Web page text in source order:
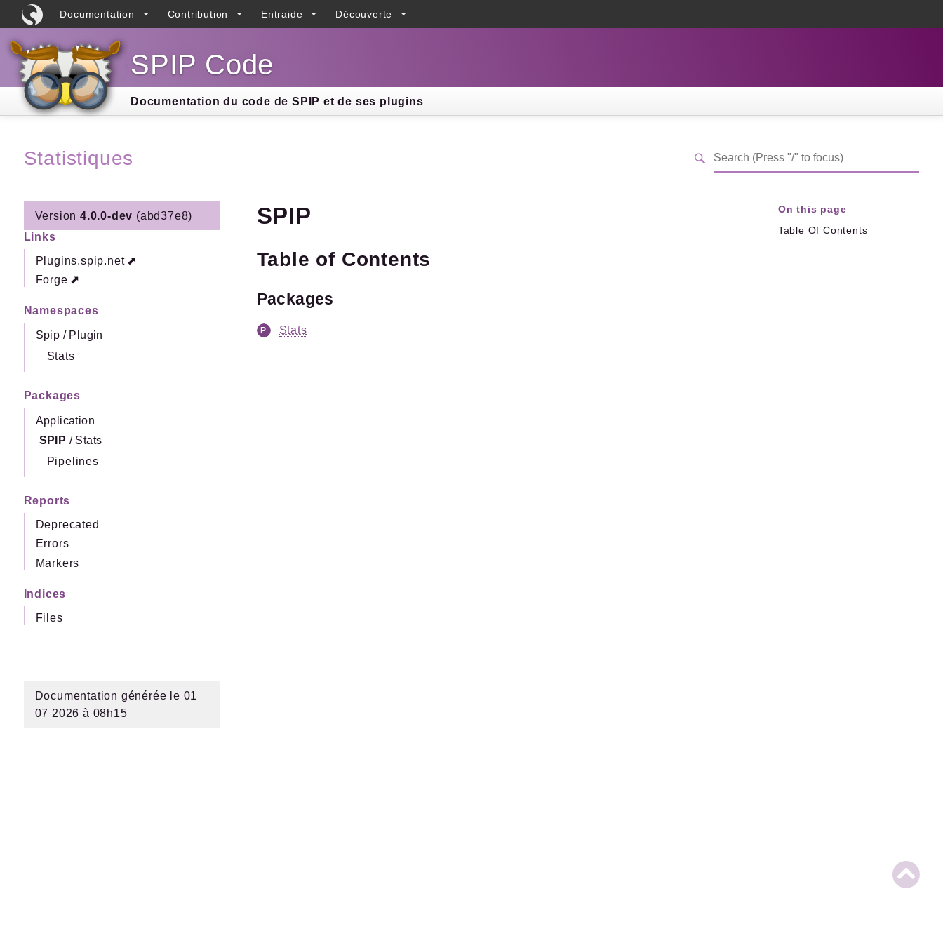
Documentation Contribution Entraide Découverte
SPIP Code
Documentation du code de SPIP et de ses plugins
Statistiques
Version 4.0.0-dev (abd37e8)
Links
Plugins.spip.net
Forge
Namespaces
Spip / Plugin
Stats
Packages
Application
SPIP / Stats
Pipelines
Reports
Deprecated
Errors
Markers
Indices
Files
Documentation générée le 01
07 2026 à 08h15
SPIP
Table of Contents
Packages
Stats
On this page
Table Of Contents
Search results